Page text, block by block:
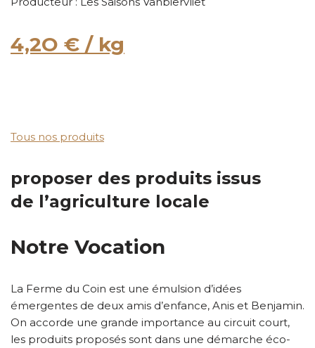
4,2O € / kg
Tous nos produits
proposer des produits issus
de l’agriculture locale
Notre Vocation
La Ferme du Coin est une émulsion d’idées
émergentes de deux amis d’enfance, Anis et Benjamin.
On accorde une grande importance au circuit court,
les produits proposés sont dans une démarche éco-